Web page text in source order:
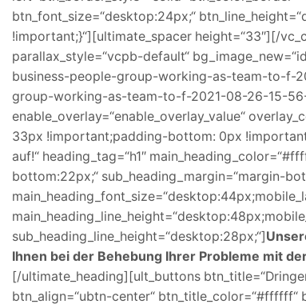
btn_font_size=“desktop:24px;“
!important;}“][ultimate_spacer height=“33″][/
parallax_style=“vcpb-default“
business-people-group-working-as-team-to-f-
group-working-as-team-to-f-2021-08-26-15-
enable_overlay=“enable_overlay_value“
33px !important;padding-bottom: 0px
auf!“ heading_tag=“h1″
bottom:22px;“ sub_heading_margin=“margin-
sub_heading_line_height=“desktop:28px;“]
Ihnen bei der Behebung Ihrer Probleme mit
[/ultimate_heading][ult_buttons
btn_align=“ubtn-center“ btn_title_color=“#ffffff“